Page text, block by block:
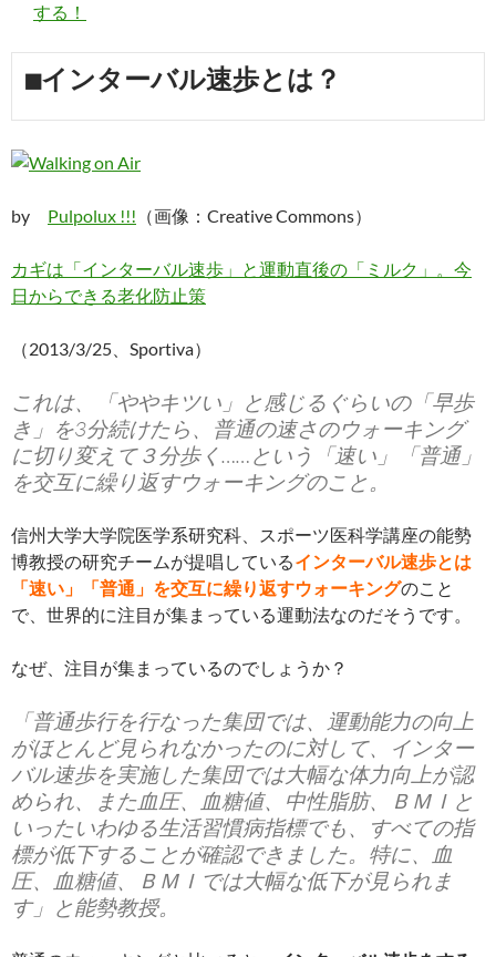
する！
■インターバル速歩とは？
by Pulpolux !!! （画像：Creative Commons）
カギは「インターバル速歩」と運動直後の「ミルク」。今
日からできる老化防止策
（2013/3/25、Sportiva）
これは、「ややキツい」と感じるぐらいの「早歩
き」を3分続けたら、普通の速さのウォーキング
に切り変えて３分歩く……という「速い」「普通」
を交互に繰り返すウォーキングのこと。
信州大学大学院医学系研究科、スポーツ医科学講座の能勢
博教授の研究チームが提唱しているインターバル速歩とは
「速い」「普通」を交互に繰り返すウォーキングのこと
で、世界的に注目が集まっている運動法なのだそうです。
なぜ、注目が集まっているのでしょうか？
「普通歩行を行なった集団では、運動能力の向上
がほとんど見られなかったのに対して、インター
バル速歩を実施した集団では大幅な体力向上が認
められ、また血圧、血糖値、中性脂肪、ＢＭＩと
いったいわゆる生活習慣病指標でも、すべての指
標が低下することが確認できました。特に、血
圧、血糖値、ＢＭＩでは大幅な低下が見られま
す」と能勢教授。